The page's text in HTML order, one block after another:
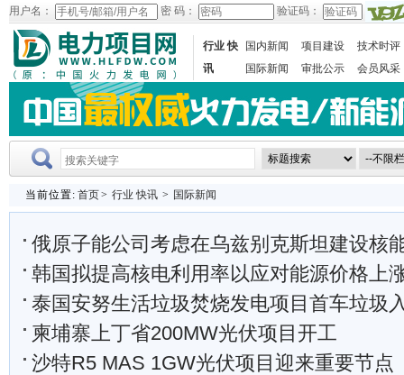
用户名： 密 码： 验证码：
行业 快
讯
国内新闻 项目建设
技术时评
国际新闻
审批公示 会员风采
当前位置: 首页> 行业 快讯 > 国际新闻
俄原子能公司考虑在乌兹别克斯坦建设核
韩国拟提高核电利用率以应对能源价格上
泰国安努生活垃圾焚烧发电项目首车垃圾
柬埔寨上丁省200MW光伏项目开工
沙特R5 MAS 1GW光伏项目迎来重要节点